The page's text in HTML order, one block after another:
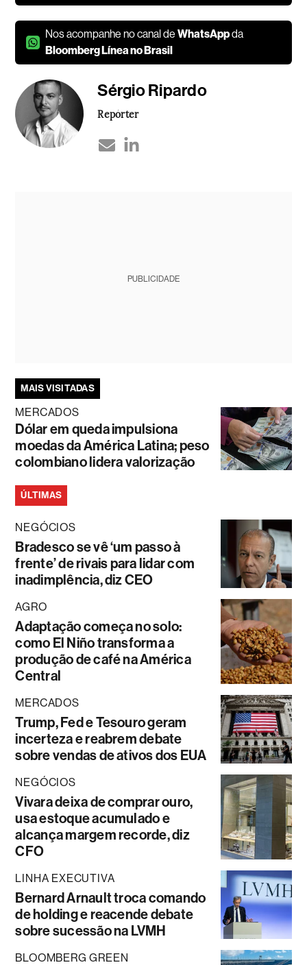
Nos acompanhe no canal deWhatsAppda
Bloomberg Línea no Brasil
Sérgio Ripardo
Repórter
PUBLICIDADE
MAIS VISITADAS
MERCADOS
Dólar em queda impulsiona
moedas da América Latina; peso
colombiano lidera valorização
ÚLTIMAS
NEGÓCIOS
Bradesco se vê ‘um passo à
frente’ de rivais para lidar com
inadimplência, diz CEO
AGRO
Adaptação começa no solo:
como El Niño transforma a
produção de café na América
Central
MERCADOS
Trump, Fed e Tesouro geram
incerteza e reabrem debate
sobre vendas de ativos dos EUA
NEGÓCIOS
Vivara deixa de comprar ouro,
usa estoque acumulado e
alcança margem recorde, diz
CFO
LINHA EXECUTIVA
Bernard Arnault troca comando
de holding e reacende debate
sobre sucessão na LVMH
BLOOMBERG GREEN